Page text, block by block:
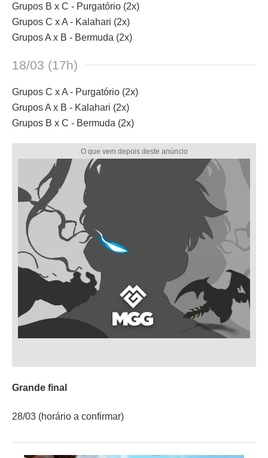
Grupos B x C - Purgatório (2x)
Grupos C x A - Kalahari (2x)
Grupos A x B - Bermuda (2x)
18/03 (17h)
Grupos C x A - Purgatório (2x)
Grupos A x B - Kalahari (2x)
Grupos B x C - Bermuda (2x)
Grande final
28/03 (horário a confirmar)